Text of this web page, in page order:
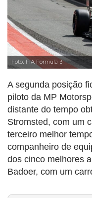
Foto: FIA Formula 3
A segunda posição
piloto da MP
distante do tempo
Stromsted, com um
terceiro melhor
companheiro de
dos cinco melhores
Badoer, com um